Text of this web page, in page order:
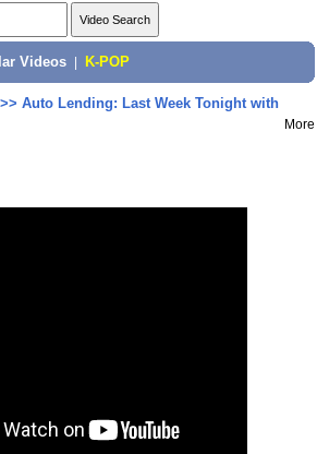
Videos K-POP
Auto Lending: Last Week Tonight with
More